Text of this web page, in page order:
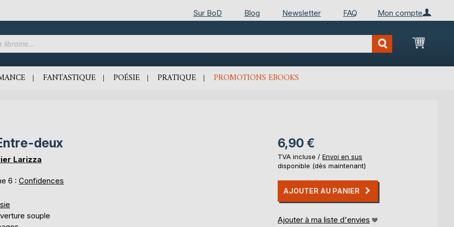
Mon compte
Sur BoD Blog Newsletter FAQ
Mon
FANTASTIQUE POÉSIE PRATIQUE PROMOTIONS EBOOKS
deux
Larizza
6 : Confidences
souple
6,90 €
TVA incluse / Envoi en sus
disponible (dès maintenant)
AJOUTER AU PANIER
Ajouter à ma liste d'envies